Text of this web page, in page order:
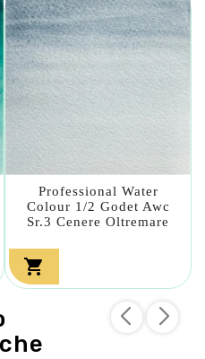
Professional Water
Colour 1/2 Godet Awc
Sr.3 Cenere Oltremare
